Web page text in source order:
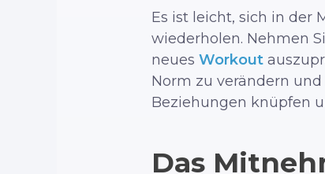
Es ist leicht, sich in der
wiederholen. Nehmen
neues Workout
Norm zu verändern
Beziehungen knüpfen
Das